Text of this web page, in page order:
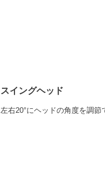
スイングヘッド
左右20°にヘッドの角度を調節